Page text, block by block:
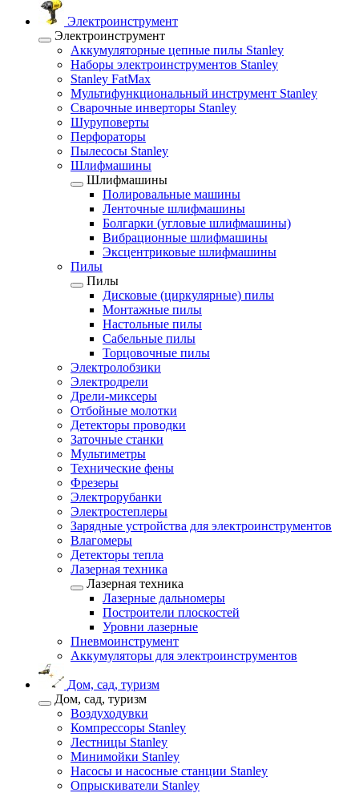
Электроинструмент
Электроинструмент
Аккумуляторные цепные пилы Stanley
Наборы электроинструментов Stanley
Stanley FatMax
Мультифункциональный инструмент Stanley
Сварочные инверторы Stanley
Шуруповерты
Перфораторы
Пылесосы Stanley
Шлифмашины
Шлифмашины
Полировальные машины
Ленточные шлифмашины
Болгарки (угловые шлифмашины)
Вибрационные шлифмашины
Эксцентриковые шлифмашины
Пилы
Пилы
Дисковые (циркулярные) пилы
Монтажные пилы
Настольные пилы
Сабельные пилы
Торцовочные пилы
Электролобзики
Электродрели
Дрели-миксеры
Отбойные молотки
Детекторы проводки
Заточные станки
Мультиметры
Технические фены
Фрезеры
Электрорубанки
Электростеплеры
Зарядные устройства для электроинструментов
Влагомеры
Детекторы тепла
Лазерная техника
Лазерная техника
Лазерные дальномеры
Построители плоскостей
Уровни лазерные
Пневмоинструмент
Аккумуляторы для электроинструментов
Дом, сад, туризм
Дом, сад, туризм
Воздуходувки
Компрессоры Stanley
Лестницы Stanley
Минимойки Stanley
Насосы и насосные станции Stanley
Опрыскиватели Stanley